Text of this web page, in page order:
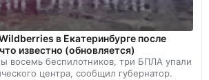
в Екатеринбурге после
известно (обновляется)
восемь беспилотников, три БПЛА упали
центра, сообщил губернатор.